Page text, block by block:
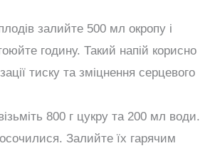
залийте 500 мл окропу і
годину. Такий напій корисно
тиску та зміцнення серцевого
800 г цукру та 200 мл води.
Залийте їх гарячим